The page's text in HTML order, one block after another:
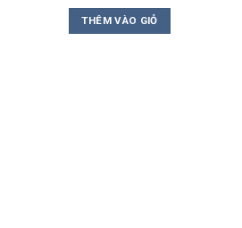
THÊM VÀO GIỎ